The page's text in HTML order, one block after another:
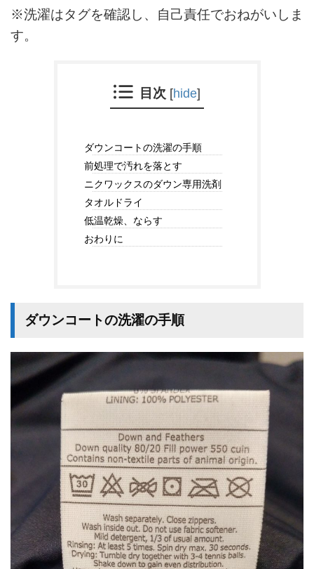
※洗濯はタグを確認し、自己責任でおねがいしま
す。
目次 [hide]
ダウンコートの洗濯の手順
前処理で汚れを落とす
ニクワックスのダウン専用洗剤
タオルドライ
低温乾燥、ならす
おわりに
ダウンコートの洗濯の手順